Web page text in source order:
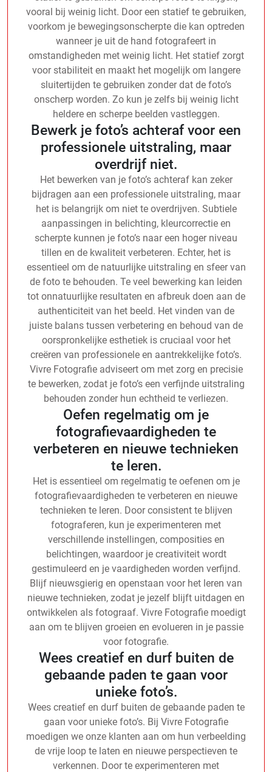
vooral bij weinig licht. Door een statief te gebruiken,
voorkom je bewegingsonscherpte die kan optreden
wanneer je uit de hand fotografeert in
omstandigheden met weinig licht. Het statief zorgt
voor stabiliteit en maakt het mogelijk om langere
sluitertijden te gebruiken zonder dat de foto’s
onscherp worden. Zo kun je zelfs bij weinig licht
heldere en scherpe beelden vastleggen.
Bewerk je foto’s achteraf voor een
professionele uitstraling, maar
overdrijf niet.
Het bewerken van je foto’s achteraf kan zeker
bijdragen aan een professionele uitstraling, maar
het is belangrijk om niet te overdrijven. Subtiele
aanpassingen in belichting, kleurcorrectie en
scherpte kunnen je foto’s naar een hoger niveau
tillen en de kwaliteit verbeteren. Echter, het is
essentieel om de natuurlijke uitstraling en sfeer van
de foto te behouden. Te veel bewerking kan leiden
tot onnatuurlijke resultaten en afbreuk doen aan de
authenticiteit van het beeld. Het vinden van de
juiste balans tussen verbetering en behoud van de
oorspronkelijke esthetiek is cruciaal voor het
creëren van professionele en aantrekkelijke foto’s.
Vivre Fotografie adviseert om met zorg en precisie
te bewerken, zodat je foto’s een verfijnde uitstraling
behouden zonder hun echtheid te verliezen.
Oefen regelmatig om je
fotografievaardigheden te
verbeteren en nieuwe technieken
te leren.
Het is essentieel om regelmatig te oefenen om je
fotografievaardigheden te verbeteren en nieuwe
technieken te leren. Door consistent te blijven
fotograferen, kun je experimenteren met
verschillende instellingen, composities en
belichtingen, waardoor je creativiteit wordt
gestimuleerd en je vaardigheden worden verfijnd.
Blijf nieuwsgierig en openstaan voor het leren van
nieuwe technieken, zodat je jezelf blijft uitdagen en
ontwikkelen als fotograaf. Vivre Fotografie moedigt
aan om te blijven groeien en evolueren in je passie
voor fotografie.
Wees creatief en durf buiten de
gebaande paden te gaan voor
unieke foto’s.
Wees creatief en durf buiten de gebaande paden te
gaan voor unieke foto’s. Bij Vivre Fotografie
moedigen we onze klanten aan om hun verbeelding
de vrije loop te laten en nieuwe perspectieven te
verkennen. Door te experimenteren met